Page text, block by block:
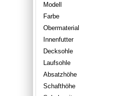
Modell
Farbe
Obermaterial
Innenfutter
Decksohle
Laufsohle
Absatzhöhe
Schafthöhe